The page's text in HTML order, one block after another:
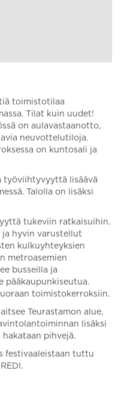
toimistotilaa
Tilat kuin uudet!
on aulavastaanotto,
neuvottelutiloja.
on kuntosali ja
työviihtyvyyttä lisäävä
Talolla on lisäksi
tukeviin ratkaisuihin.
ja hyvin varustellut
kulkuyhteyksien
metroasemien
busseilla ja
pääkaupunkiseutua.
toimistokerroksiin.
Teurastamon alue,
lisäksi
pihvejä.
festivaaleistaan tuttu